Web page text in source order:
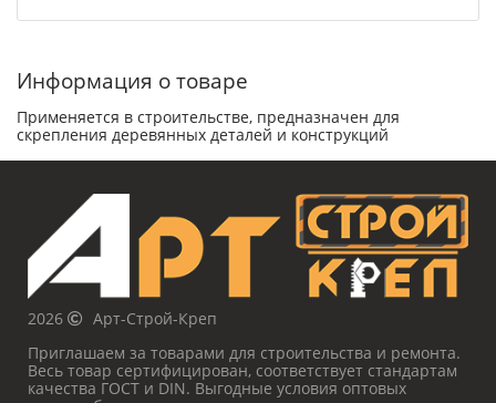
Информация о товаре
Применяется в строительстве, предназначен для
скрепления деревянных деталей и конструкций
2026
Арт-Строй-Креп
Приглашаем за товарами для строительства и ремонта.
Весь товар сертифицирован, соответствует стандартам
качества ГОСТ и DIN. Выгодные условия оптовых